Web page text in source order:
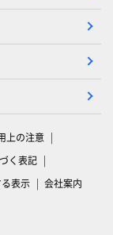
上の注意
く表記
表示 会社案内